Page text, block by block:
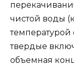
чистой воды
температурой
твердые
объемная